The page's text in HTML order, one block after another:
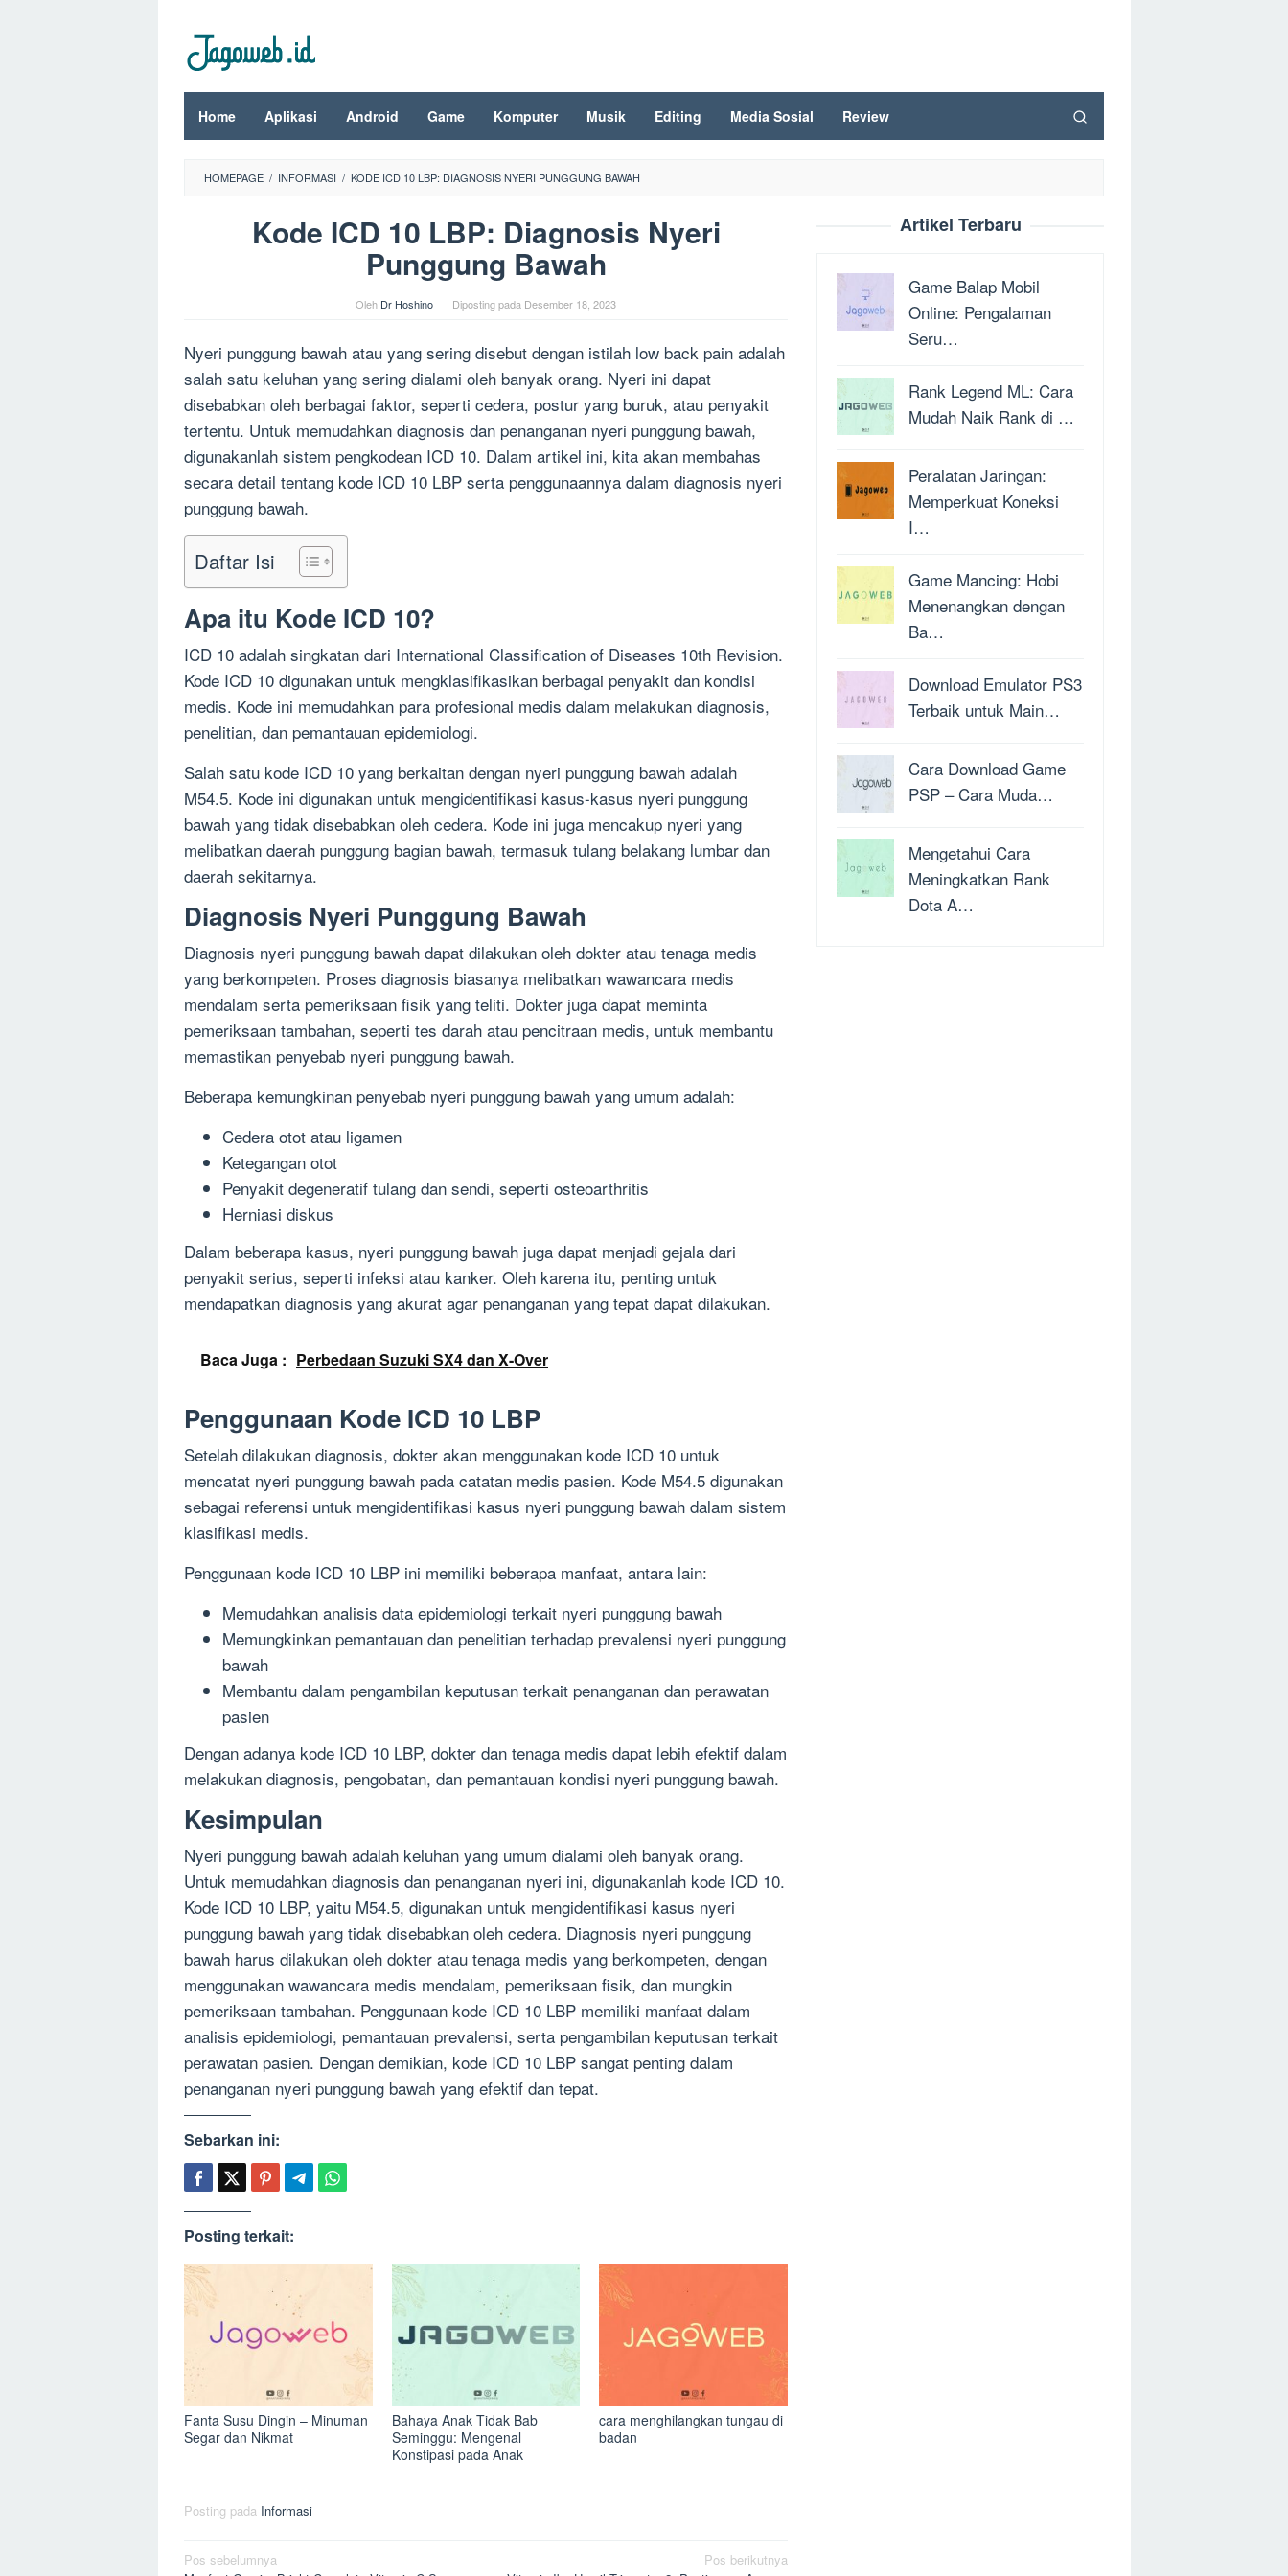
konten
Home Aplikasi Android Game Komputer Musik Editing Media Sosial Review
HOMEPAGE / INFORMASI / KODE ICD 10 LBP: DIAGNOSIS NYERI PUNGGUNG BAWAH
Kode ICD 10 LBP: Diagnosis Nyeri
Punggung Bawah
Oleh Dr Hoshino Diposting pada Desember 18, 2023
Nyeri punggung bawah atau yang sering disebut dengan istilah low back pain adalah
salah satu keluhan yang sering dialami oleh banyak orang. Nyeri ini dapat
disebabkan oleh berbagai faktor, seperti cedera, postur yang buruk, atau penyakit
tertentu. Untuk memudahkan diagnosis dan penanganan nyeri punggung bawah,
digunakanlah sistem pengkodean ICD 10. Dalam artikel ini, kita akan membahas
secara detail tentang kode ICD 10 LBP serta penggunaannya dalam diagnosis nyeri
punggung bawah.
Daftar Isi
Apa itu Kode ICD 10?
ICD 10 adalah singkatan dari International Classification of Diseases 10th Revision.
Kode ICD 10 digunakan untuk mengklasifikasikan berbagai penyakit dan kondisi
medis. Kode ini memudahkan para profesional medis dalam melakukan diagnosis,
penelitian, dan pemantauan epidemiologi.
Salah satu kode ICD 10 yang berkaitan dengan nyeri punggung bawah adalah
M54.5. Kode ini digunakan untuk mengidentifikasi kasus-kasus nyeri punggung
bawah yang tidak disebabkan oleh cedera. Kode ini juga mencakup nyeri yang
melibatkan daerah punggung bagian bawah, termasuk tulang belakang lumbar dan
daerah sekitarnya.
Diagnosis Nyeri Punggung Bawah
Diagnosis nyeri punggung bawah dapat dilakukan oleh dokter atau tenaga medis
yang berkompeten. Proses diagnosis biasanya melibatkan wawancara medis
mendalam serta pemeriksaan fisik yang teliti. Dokter juga dapat meminta
pemeriksaan tambahan, seperti tes darah atau pencitraan medis, untuk membantu
memastikan penyebab nyeri punggung bawah.
Beberapa kemungkinan penyebab nyeri punggung bawah yang umum adalah:
Cedera otot atau ligamen
Ketegangan otot
Penyakit degeneratif tulang dan sendi, seperti osteoarthritis
Herniasi diskus
Dalam beberapa kasus, nyeri punggung bawah juga dapat menjadi gejala dari
penyakit serius, seperti infeksi atau kanker. Oleh karena itu, penting untuk
mendapatkan diagnosis yang akurat agar penanganan yang tepat dapat dilakukan.
Baca Juga : Perbedaan Suzuki SX4 dan X-Over
Penggunaan Kode ICD 10 LBP
Setelah dilakukan diagnosis, dokter akan menggunakan kode ICD 10 untuk
mencatat nyeri punggung bawah pada catatan medis pasien. Kode M54.5 digunakan
sebagai referensi untuk mengidentifikasi kasus nyeri punggung bawah dalam sistem
klasifikasi medis.
Penggunaan kode ICD 10 LBP ini memiliki beberapa manfaat, antara lain:
Memudahkan analisis data epidemiologi terkait nyeri punggung bawah
Memungkinkan pemantauan dan penelitian terhadap prevalensi nyeri punggung
bawah
Membantu dalam pengambilan keputusan terkait penanganan dan perawatan
pasien
Dengan adanya kode ICD 10 LBP, dokter dan tenaga medis dapat lebih efektif dalam
melakukan diagnosis, pengobatan, dan pemantauan kondisi nyeri punggung bawah.
Kesimpulan
Nyeri punggung bawah adalah keluhan yang umum dialami oleh banyak orang.
Untuk memudahkan diagnosis dan penanganan nyeri ini, digunakanlah kode ICD 10.
Kode ICD 10 LBP, yaitu M54.5, digunakan untuk mengidentifikasi kasus nyeri
punggung bawah yang tidak disebabkan oleh cedera. Diagnosis nyeri punggung
bawah harus dilakukan oleh dokter atau tenaga medis yang berkompeten, dengan
menggunakan wawancara medis mendalam, pemeriksaan fisik, dan mungkin
pemeriksaan tambahan. Penggunaan kode ICD 10 LBP memiliki manfaat dalam
analisis epidemiologi, pemantauan prevalensi, serta pengambilan keputusan terkait
perawatan pasien. Dengan demikian, kode ICD 10 LBP sangat penting dalam
penanganan nyeri punggung bawah yang efektif dan tepat.
Sebarkan ini:
Posting terkait:
Fanta Susu Dingin – Minuman
Segar dan Nikmat
Bahaya Anak Tidak Bab
Seminggu: Mengenal
Konstipasi pada Anak
cara menghilangkan tungau di
badan
Posting pada Informasi
Navigasi
Pos sebelumnya
Pos berikutnya
Artikel Terbaru
Game Balap Mobil
Online: Pengalaman
Seru…
Rank Legend ML: Cara
Mudah Naik Rank di …
Peralatan Jaringan:
Memperkuat Koneksi
I…
Game Mancing: Hobi
Menenangkan dengan
Ba…
Download Emulator PS3
Terbaik untuk Main…
Cara Download Game
PSP – Cara Muda…
Mengetahui Cara
Meningkatkan Rank
Dota A…